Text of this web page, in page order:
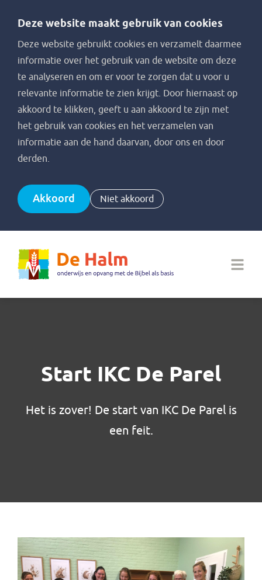
Deze website maakt gebruik van cookies
Deze website gebruikt cookies en verzamelt daarmee
informatie over het gebruik van de website om deze
te analyseren en om er voor te zorgen dat u voor u
relevante informatie te zien krijgt. Door hiernaast op
akkoord te klikken, geeft u aan akkoord te zijn met
het gebruik van cookies en het verzamelen van
informatie aan de hand daarvan, door ons en door
derden.
Akkoord Niet akkoord
Start IKC De Parel
Het is zover! De start van IKC De Parel is
een feit.